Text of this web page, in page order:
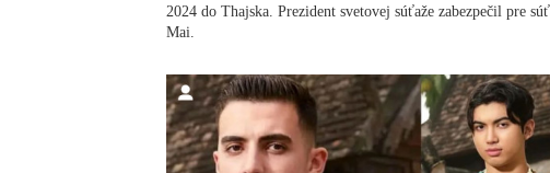
2024 do Thajska. Prezident svetovej súťaže zabezpečil pre
Mai.